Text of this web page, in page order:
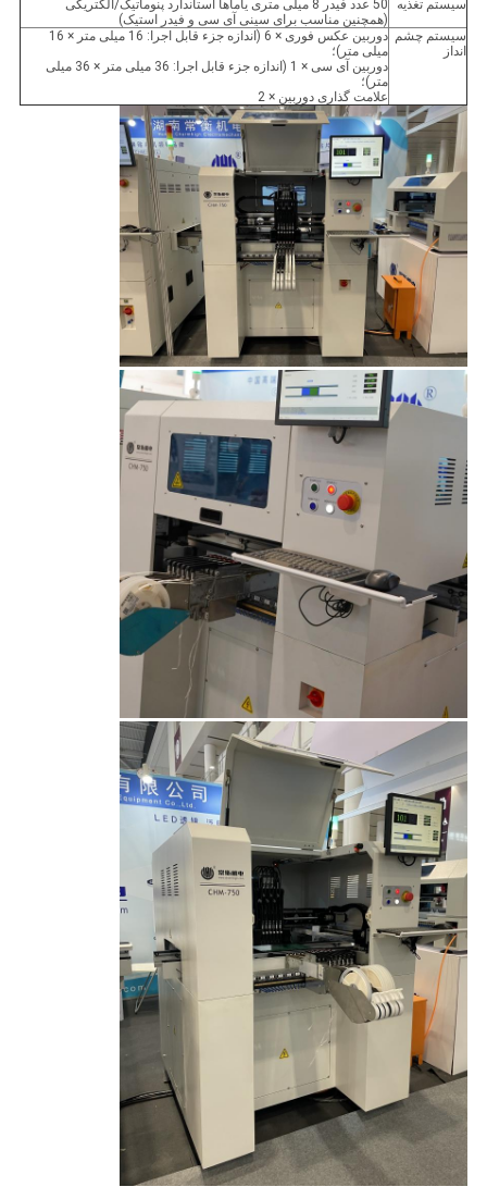
سیستم تغذیه
50 عدد فیدر 8 میلی متری یاماها استاندارد پنوماتیک/الکتریکی
(همچنین مناسب برای سینی آی سی و فیدر استیک)
سیستم چشم
انداز
دوربین عکس فوری × 6 (اندازه جزء قابل اجرا: 16 میلی متر × 16
میلی متر)؛
دوربین آی سی × 1 (اندازه جزء قابل اجرا: 36 میلی متر × 36 میلی
متر)؛
علامت گذاری دوربین × 2